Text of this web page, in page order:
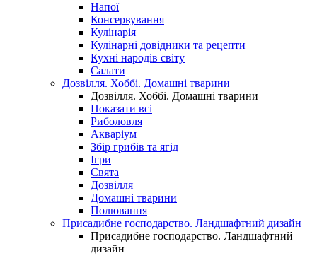
Напої
Консервування
Кулінарія
Кулінарні довідники та рецепти
Кухні народів світу
Салати
Дозвілля. Хоббі. Домашні тварини
Дозвілля. Хоббі. Домашні тварини
Показати всі
Риболовля
Акваріум
Збір грибів та ягід
Ігри
Свята
Дозвілля
Домашні тварини
Полювання
Присадибне господарство. Ландшафтний дизайн
Присадибне господарство. Ландшафтний
дизайн